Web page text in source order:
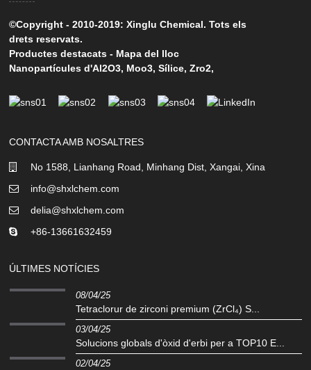
©Copyright - 2010-2019: Xinglu Chemical. Tots els
drets reservats.
Productes destacats - Mapa del lloc
Nanopartícules d'Al2O3, Moo3,Sílice,Zro2,
CONTACTA AMB NOSALTRES
No 1588, Lianhang Road, Minhang Dist, Xangai, Xina
info@shxlchem.com
delia@shxlchem.com
+86-13661632459
ÚLTIMES NOTÍCIES
08/04/25
Tetraclorur de zirconi premium (ZrCl₄) S...
03/04/25
Solucions globals d'òxid d'erbi per a TOP10 E...
02/04/25